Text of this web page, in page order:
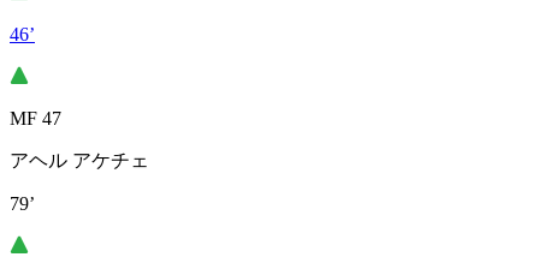
46’
MF 47
アヘル アケチェ
79’